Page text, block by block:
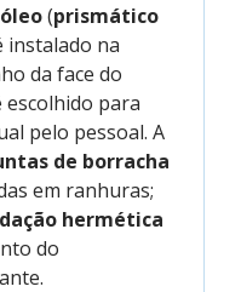
(prismático
instalado na
da face do
escolhido para
pelo pessoal. A
de borracha
em ranhuras;
hermética
do